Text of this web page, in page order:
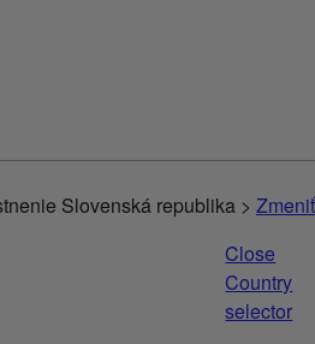
Slovenská republika > Zmeniť
Close
Country
selector